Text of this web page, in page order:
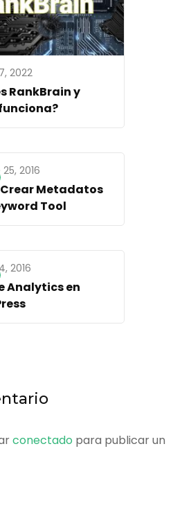
2022
RankBrain y
2016
Metadatos
Tool
2016
Analytics en
conectado para publicar un